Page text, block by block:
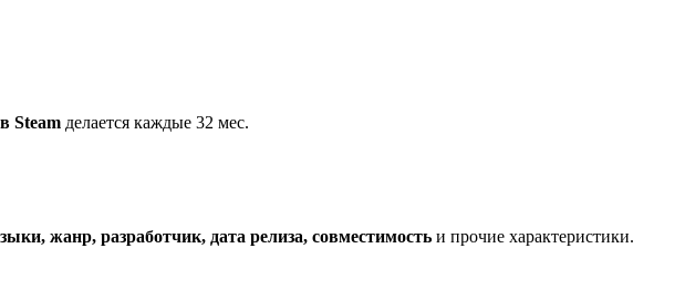
Steam делается каждые 32 мес.
жанр, разработчик, дата релиза, совместимость и прочие характеристики.